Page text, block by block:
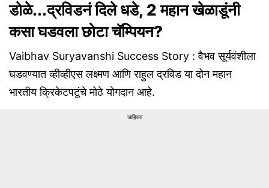
डोळे...द्रविडनं दिले धडे, 2 महान खेळाडूंनी
कसा घडवला छोटा चॅम्पियन?
Vaibhav Suryavanshi Success Story : वैभव सूर्यवंशीला
घडवण्यात व्हीव्हीएस लक्ष्मण आणि राहुल द्रविड या दोन महान
भारतीय क्रिकेटपटूंचे मोठे योगदान आहे.
जाहिरात